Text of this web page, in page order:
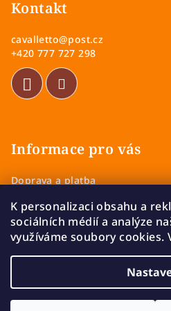
K personalizaci obsahu a
sociálních médií a analýze
využíváme soubory cookies.
Kontakt
cavalletto@post.cz
+420 777 727 298
Informace pro vás
Doprava a platba
Zásady ochrany osobních údajů
Vrácení a výměna zboží
Upravit